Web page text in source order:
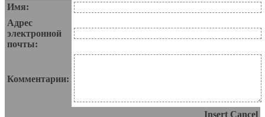
Имя:
Адрес
электронной
почты:
Комментарии:
Insert Cancel